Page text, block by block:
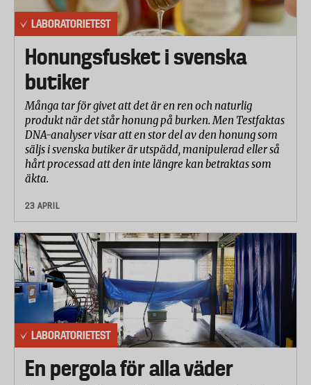
LABORATORIETEST
Honungsfusket i svenska
butiker
Många tar för givet att det är en ren och naturlig
produkt när det står honung på burken. Men Testfaktas
DNA-analyser visar att en stor del av den honung som
säljs i svenska butiker är utspädd, manipulerad eller så
hårt processad att den inte längre kan betraktas som
äkta.
23 APRIL
LABORATORIETEST
En pergola för alla väder